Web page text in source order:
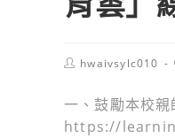
Posthwaivsylc010
一、鼓勵本校
https://